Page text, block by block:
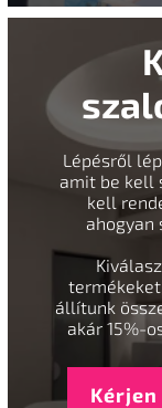
Lépésről
amit be kell
kell
ahogyan
állítunk
akár 15%-